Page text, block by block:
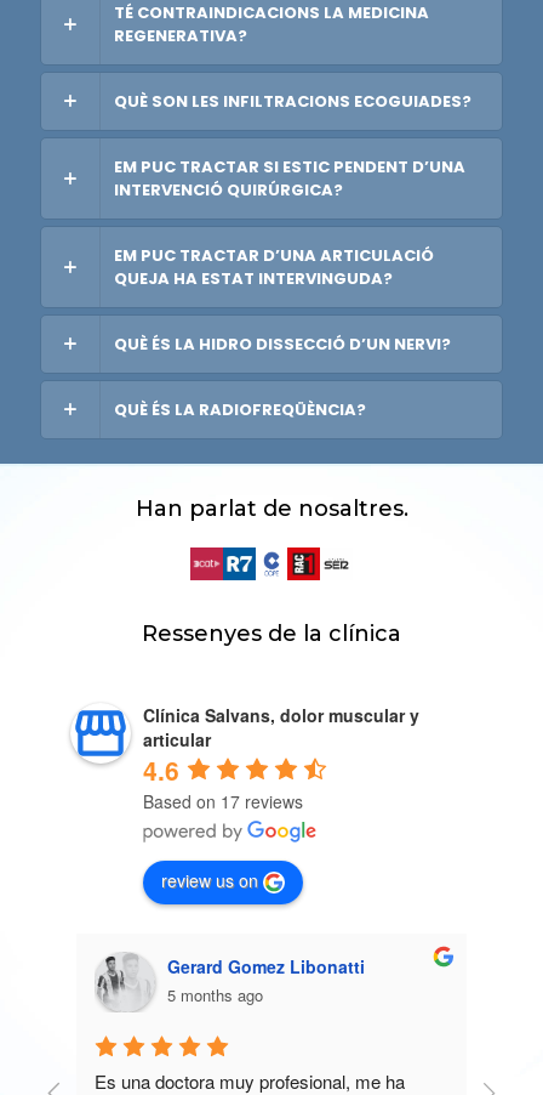
TÉ CONTRAINDICACIONS LA MEDICINA
REGENERATIVA?
QUÈ SON LES INFILTRACIONS ECOGUIADES?
EM PUC TRACTAR SI ESTIC PENDENT D’UNA
INTERVENCIÓ QUIRÚRGICA?
EM PUC TRACTAR D’UNA ARTICULACIÓ
QUEJA HA ESTAT INTERVINGUDA?
QUÈ ÉS LA HIDRO DISSECCIÓ D’UN NERVI?
QUÈ ÉS LA RADIOFREQÜÈNCIA?
Han parlat de nosaltres.
Ressenyes de la clínica
Clínica Salvans, dolor muscular y
articular
4.6
Based on 17 reviews
review us on
Gerard Gomez Libonatti
5 months ago
Es una doctora muy profesional, me ha